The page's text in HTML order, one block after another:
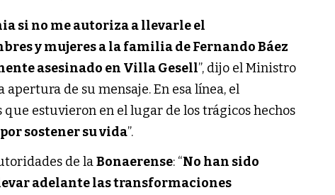
si no me autoriza a llevarle el
y mujeres a la familia de Fernando Báez
asesinado en Villa Gesell”, dijo el Ministro
apertura de su mensaje. En esa línea, el
estuvieron en el lugar de los trágicos hechos
sostener su vida”.
de la Bonaerense: “No han sido
adelante las transformaciones